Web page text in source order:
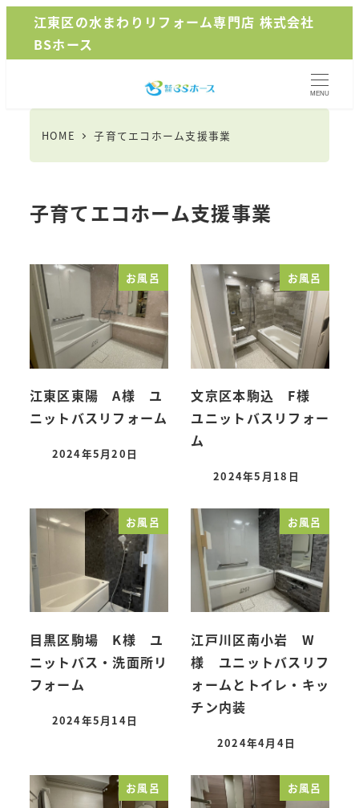
ン
江東区の水まわりリフォーム専門店 株式会社
BSホース
MENU
HOME 子育てエコホーム支援事業
子育てエコホーム支援事業
お風呂
江東区東陽 A様 ユ
ニットバスリフォーム
投稿日
2024年5月20日
お風呂
文京区本駒込 F様
ユニットバスリフォー
ム
投稿日
2024年5月18日
お風呂
目黒区駒場 K様 ユ
ニットバス・洗面所リ
フォーム
投稿日
2024年5月14日
お風呂
江戸川区南小岩 W
様 ユニットバスリフ
ォームとトイレ・キッ
チン内装
投稿日
2024年4月4日
お風呂 お風呂